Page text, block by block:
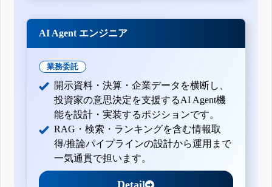
AI Agent エンジニア
業務委託
開示資料・決算・企業データを横断し、
投資家の意思決定を支援するAI Agent機
能を設計・実装するポジションです。
RAG・検索・ランキングを含む情報取
得/推論パイプラインの設計から運用まで
一気通貫で担います。